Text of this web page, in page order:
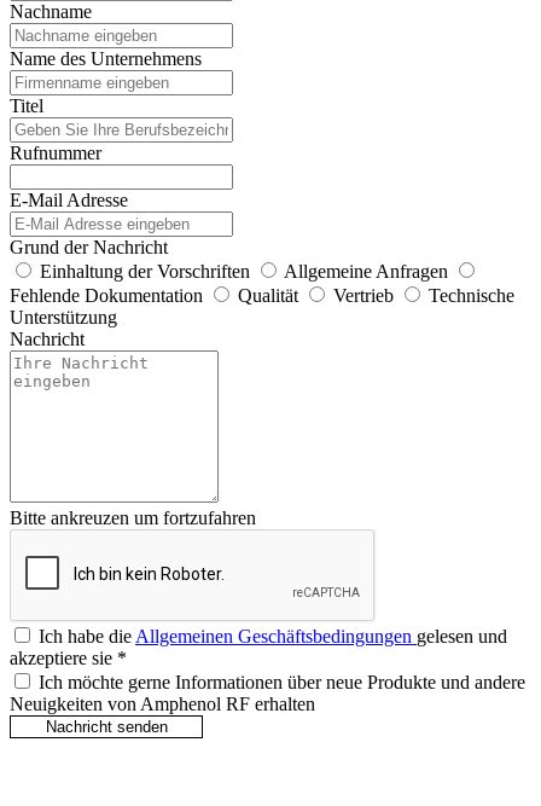
Nachname
Name des Unternehmens
Titel
Rufnummer
E-Mail Adresse
Grund der Nachricht
Einhaltung der Vorschriften
Allgemeine Anfragen
Fehlende Dokumentation
Qualität Vertrieb
Technische
Unterstützung
Nachricht
Bitte ankreuzen um fortzufahren
Ich habe dieAllgemeinen Geschäftsbedingungen gelesen und
akzeptiere sie *
Ich möchte gerne Informationen über neue Produkte und andere
Neuigkeiten von Amphenol RF erhalten